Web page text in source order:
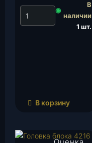
◉
В
наличии
1 шт.
В корзину